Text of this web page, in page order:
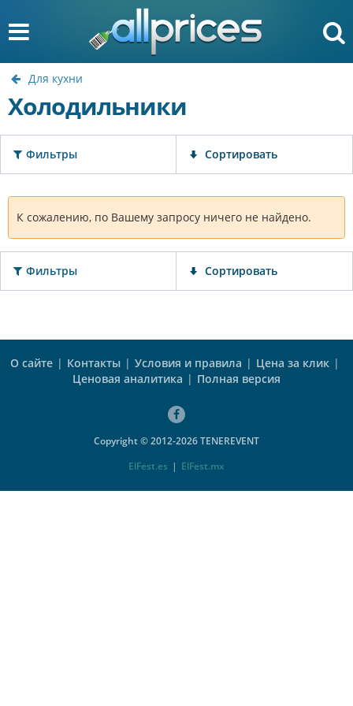
Для кухни
Холодильники
Фильтры Сортировать
К сожалению, по Вашему запросу ничего не найдено.
Фильтры Сортировать
О сайте | Контакты | Условия и правила | Цена за клик |
Ценовая аналитика | Полная версия
Copyright © 2012-2026 TENEREVENT
ElFest.es | ElFest.mx